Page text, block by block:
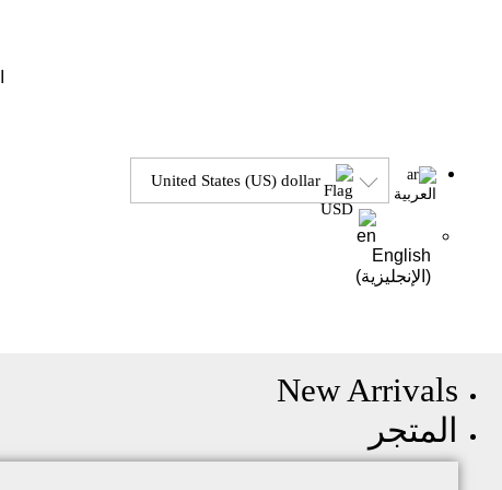
العربية
English
( الإنجليزية)
United States (US) dollar
New Arrivals
المتجر